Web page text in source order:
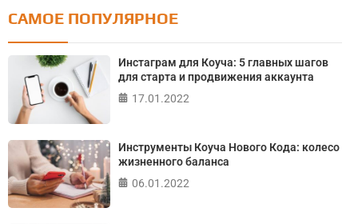
Тест: Как я контролирую свою жизнь?
Онлайн тест на основе шкалы локуса контроля
Джулиана Роттера
САМОЕ ПОПУЛЯРНОЕ
Инстаграм для Коуча: 5 главных шагов
для старта и продвижения аккаунта
17.01.2022
Инструменты Коуча Нового Кода: колесо
жизненного баланса
06.01.2022